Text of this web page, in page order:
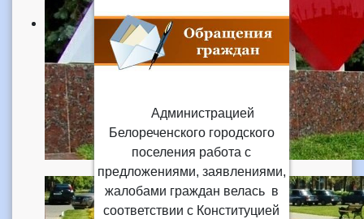
Администрацией
Белореченского городского
поселения работа с
предложениями, заявлениями,
жалобами граждан велась в
соответствии с Конституцией